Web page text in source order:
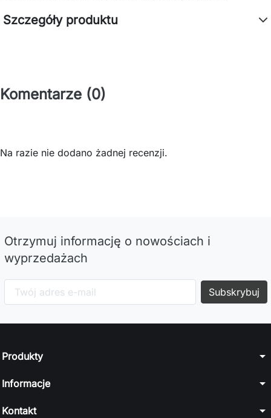
Szczegóły produktu
Komentarze (0)
Na razie nie dodano żadnej recenzji.
Otrzymuj informację o nowościach i
wyprzedażach
Produkty arrow_drop_down
Informacje arrow_drop_down
Kontakt arrow_drop_down